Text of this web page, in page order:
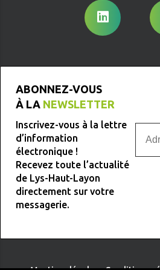
ABONNEZ-VOUS
À LA NEWSLETTER
Inscrivez-vous à la lettre
d’information
électronique !
Recevez toute l’actualité
de Lys-Haut-Layon
directement sur votre
messagerie.